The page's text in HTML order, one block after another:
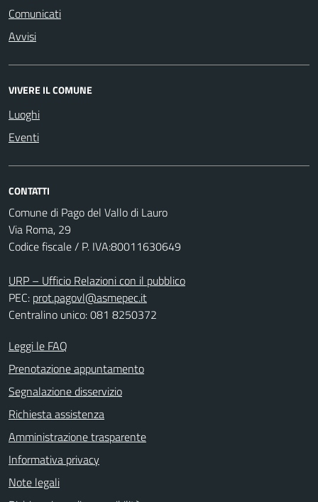
Comunicati
Avvisi
VIVERE IL COMUNE
Luoghi
Eventi
CONTATTI
Comune di Pago del Vallo di Lauro
Via Roma, 29
Codice fiscale / P. IVA:80011630649
URP – Ufficio Relazioni con il pubblico
PEC: prot.pagovl@asmepec.it
Centralino unico: 081 8250372
Leggi le FAQ
Prenotazione appuntamento
Segnalazione disservizio
Richiesta assistenza
Amministrazione trasparente
Informativa privacy
Note legali